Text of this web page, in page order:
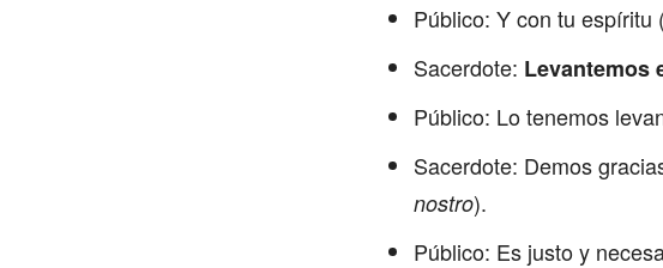
Público: Y con tu espíritu (
Sacerdote: Levantemos
Público: Lo tenemos
Sacerdote: Demos
nostro).
Público: Es justo y